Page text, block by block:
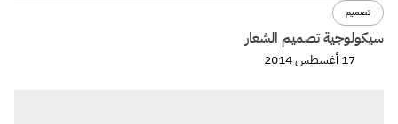
تصميم
سيكولوجية تصميم الشعار
17 أغسطس 2014